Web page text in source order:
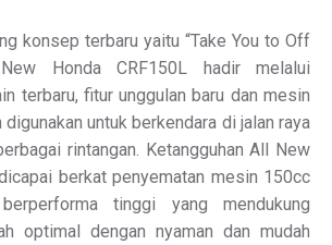
konsep terbaru yaitu “Take You to Off
Honda CRF150L hadir melalui
terbaru, fitur unggulan baru dan mesin
digunakan untuk berkendara di jalan raya
rintangan. Ketangguhan All New
berkat penyematan mesin 150cc
tinggi yang mendukung
optimal dengan nyaman dan mudah